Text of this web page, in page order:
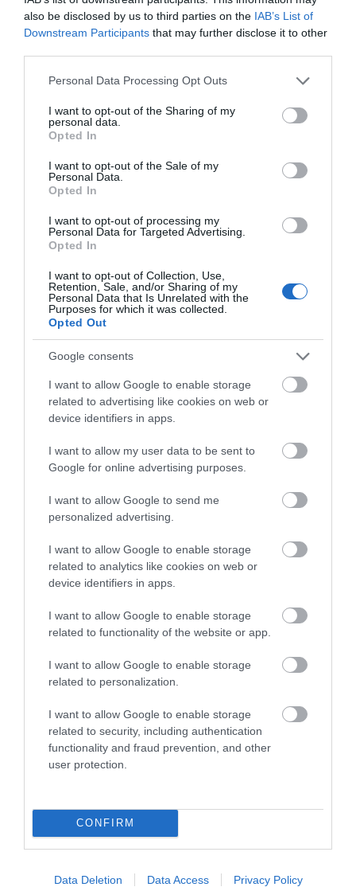
also be disclosed by us to third parties on the IAB’s List of
Downstream Participants that may further disclose it to other
Please note that this website/app uses one or more Google
not limited to your visit or usage behaviour. You may click to
grant or deny consent to Google and its third-party tags to
use your data for below specified purposes in below Google
consent section.
Personal Data Processing Opt Outs
I want to opt-out of the Sharing of my
personal data.
Opted In
I want to opt-out of the Sale of my
Personal Data.
Opted In
I want to opt-out of processing my
Personal Data for Targeted Advertising.
Opted In
I want to opt-out of Collection, Use,
Retention, Sale, and/or Sharing of my
Personal Data that Is Unrelated with the
Purposes for which it was collected.
Opted Out
Google consents
I want to allow Google to enable storage
related to advertising like cookies on web or
device identifiers in apps.
I want to allow my user data to be sent to
Google for online advertising purposes.
I want to allow Google to send me
personalized advertising.
I want to allow Google to enable storage
related to analytics like cookies on web or
device identifiers in apps.
I want to allow Google to enable storage
related to functionality of the website or app.
I want to allow Google to enable storage
related to personalization.
I want to allow Google to enable storage
related to security, including authentication
functionality and fraud prevention, and other
user protection.
CONFIRM
Data Deletion Data Access Privacy Policy
• Κιρσούς
• Οίδημα κάτω άκρων
• Ευρυαγγείες
• Έντονο αίσθημα βάρους στα πόδια
• Θεραπευτική συμπίεση 20-30 mmHg
αποτελεσματικότητα, άνεση και αξιόπιστη εφαρμογή για
καθημερινή χρήση σύμφωνα με τις ανάγκες της φλεβικής
υγείας των κάτω άκρων.
Ελλάδα:https://kalmedica.com
ΣΧΕΤΙΚΆ ΠΡΟΪΌΝΤΑ
Vencil Tired Legs Gel 200ml Τζελ για
Κουρασμένα πόδια
Διαθέσιμο